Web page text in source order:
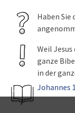
Haben Sie
Weil
ganze
in der
Johannes